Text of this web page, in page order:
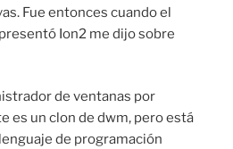
Fue entonces cuando el
Ion2 me dijo sobre
de ventanas por
es un clon de dwm, pero está
de programación